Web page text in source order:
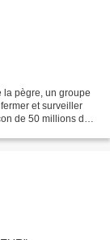
la pègre, un groupe
et surveiller
de 50 millions de